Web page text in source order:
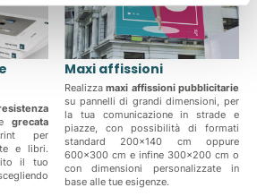
grecata
per
e libri.
il tuo
Maxi affissioni
Realizza maxi affissioni pubblicitarie
su pannelli di grandi dimensioni, per
la tua comunicazione in strade e
piazze, con possibilità di formati
standard 200x140 cm oppure
600x300 cm e infine 300x200 cm o
con dimensioni personalizzate in
base alle tue esigenze.